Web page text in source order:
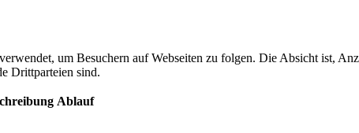
um Besuchern auf Webseiten zu folgen. Die Absicht ist,
Drittparteien sind.
Ablauf